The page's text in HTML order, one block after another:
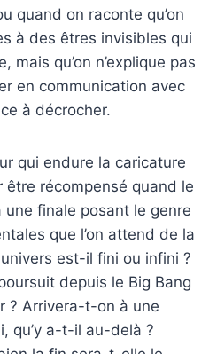
quand on raconte qu’on
à des êtres invisibles qui
mais qu’on n’explique pas
en communication avec
à décrocher.
qui endure la caricature
être récompensé quand le
finale posant le genre
que l’on attend de la
est-il fini ou infini ?
depuis le Big Bang
? Arrivera-t-on à une
qu’y a-t-il au-delà ?